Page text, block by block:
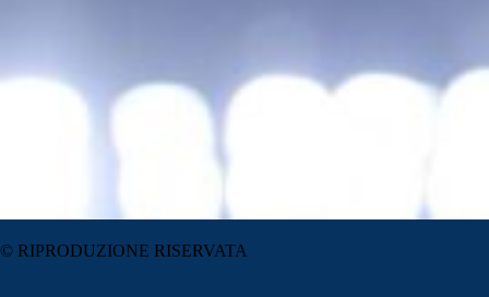
© RIPRODUZIONE RISERVATA